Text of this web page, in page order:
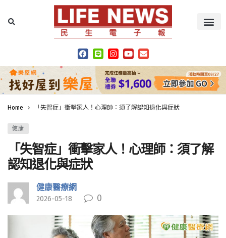
Home 「失智症」衝擊家人！心理師：須了解認知退化與症狀
健康
「失智症」衝擊家人！心理師：須了解
認知退化與症狀
健康醫療網
2026-05-18 0